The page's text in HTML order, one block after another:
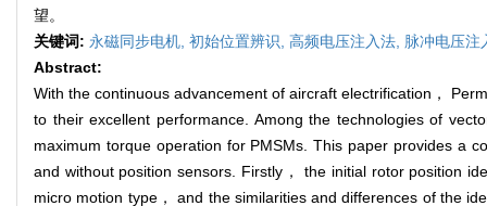
望。
关键词: 永磁同步电机, 初始位置辨识, 高频电压注入法, 脉冲电压注
Abstract:
With the continuous advancement of aircraft electrification，
to their excellent performance. Among the technologies of
maximum torque operation for PMSMs. This paper provides a
and without position sensors. Firstly， the initial rotor position
micro motion type， and the similarities and differences of the